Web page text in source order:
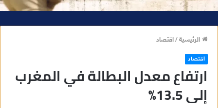
الرئيسية/اقتصاد
اقتصاد
ارتفاع معدل البطالة في المغرب
إلى 13.5%